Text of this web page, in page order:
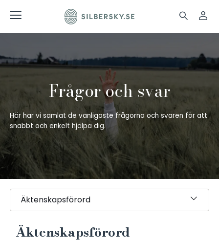
Frågor och svar
Här har vi samlat de vanligaste frågorna och svaren för att
snabbt och enkelt hjälpa dig.
Äktenskapsförord
Äktenskapsförord